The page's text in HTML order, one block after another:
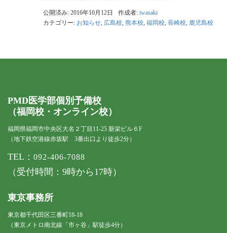
公開済み: 2016年10月12日 作成者: iwasaki
カテゴリー: お知らせ 広島校 熊本校 福岡校 長崎校 鹿児島校
PMD医学部個別予備校
（福岡校・オンライン校）
福岡県福岡市中央区大名２丁目11-25 新栄ビル６F
（地下鉄空港線赤坂駅 3番出口より徒歩2分）
TEL： 092-406-7088
（受付時間：9時から17時）
東京事務所
東京都千代田区三番町18-18
（東京メトロ南北線「市ヶ谷」駅徒歩4分）